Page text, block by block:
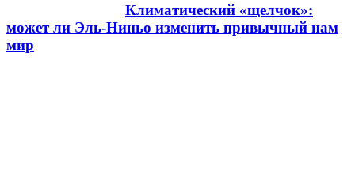
Климатический «щелчок»:
может ли Эль-Ниньо изменить привычный нам
мир